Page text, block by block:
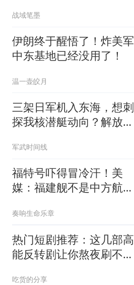
一起来听听
战域笔墨
伊朗终于醒悟了！炸美军
中东基地已经没用了！
温一壶皎月
三架日军机入东海，想刺
探我核潜艇动向？解放军
军武时间线
福特号吓得冒冷汗！美
媒：福建舰不是中方航母
奏响生命乐章
热门短剧推荐：这几部高
能反转剧让你熬夜刷不
吃货的分享